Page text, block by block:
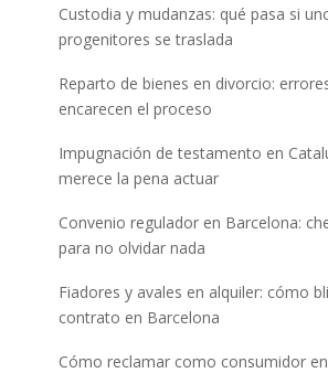
Custodia y mudanzas: qué pasa si
progenitores se traslada
Reparto de bienes en divorcio:
encarecen el proceso
Impugnación de testamento en
merece la pena actuar
Convenio regulador en Barcelona:
para no olvidar nada
Fiadores y avales en alquiler: cómo
contrato en Barcelona
Cómo reclamar como consumidor